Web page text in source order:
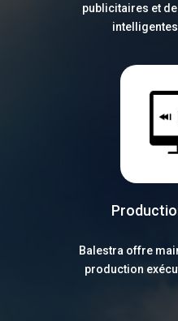
publicitaires et
Balestra offre
production